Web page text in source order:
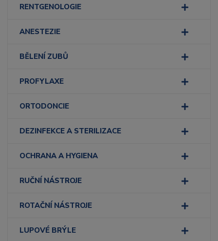
RENTGENOLOGIE
ANESTEZIE
BĚLENÍ ZUBŮ
PROFYLAXE
ORTODONCIE
DEZINFEKCE A STERILIZACE
OCHRANA A HYGIENA
RUČNÍ NÁSTROJE
ROTAČNÍ NÁSTROJE
LUPOVÉ BRÝLE